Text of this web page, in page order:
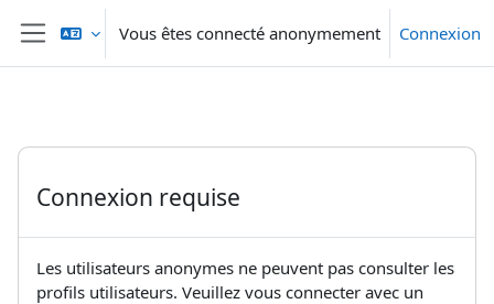
Passer au contenu principal
Panneau latéral
Vous êtes connecté anonymement Connexion
Connexion requise
Les utilisateurs anonymes ne peuvent pas consulter les
profils utilisateurs. Veuillez vous connecter avec un